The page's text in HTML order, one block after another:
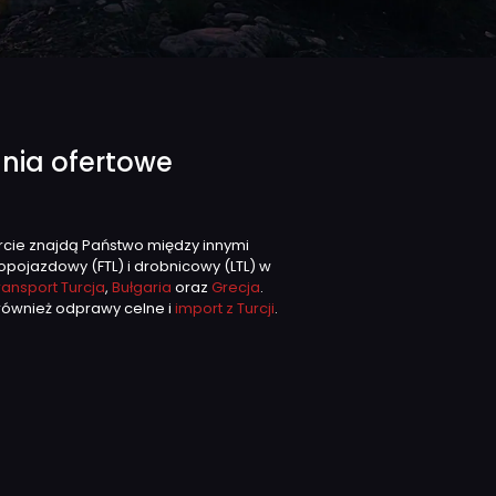
ofertowe
znajdą Państwo między innymi
(FTL) i drobnicowy (LTL) w
Turcja,Bułgaria orazGrecja.
odprawy celne iimport z Turcji.